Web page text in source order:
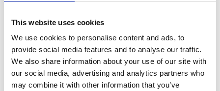
This website uses cookies
We use cookies to personalise content and ads, to
provide social media features and to analyse our traffic.
We also share information about your use of our site with
our social media, advertising and analytics partners who
may combine it with other information that you’ve
Požadavky
Vyučení v oboru (opravář zemědělských strojů,
automechanik apod.)
Praxe v opravách a údržbě zemědělské techniky
Řidičský průkaz sk. B, T – podmínkou
Manuální zručnost, samostatnost, smysl pro pořádek